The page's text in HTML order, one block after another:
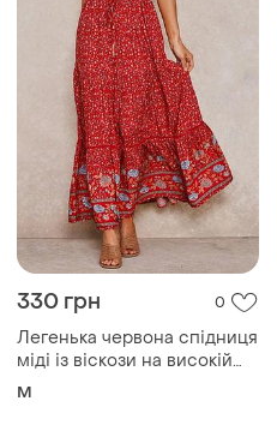
330 грн 0
Легенька червона спідниця
міді із віскози на високій
посадці
M